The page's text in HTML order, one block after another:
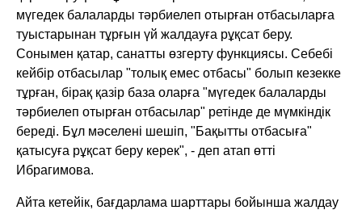
мүгедек балаларды тәрбиелеп отырған отбасыларға
туыстарынан тұрғын үй жалдауға рұқсат беру.
Сонымен қатар, санатты өзгерту функциясы. Себебі
кейбір отбасылар "толық емес отбасы" болып кезекке
тұрған, бірақ қазір база оларға "мүгедек балаларды
тәрбиелеп отырған отбасылар" ретінде де мүмкіндік
береді. Бұл мәселені шешіп, "Бақытты отбасыға"
қатысуға рұқсат беру керек", - деп атап өтті
Ибрагимова.
Айта кетейік, бағдарлама шарттары бойынша жалдау